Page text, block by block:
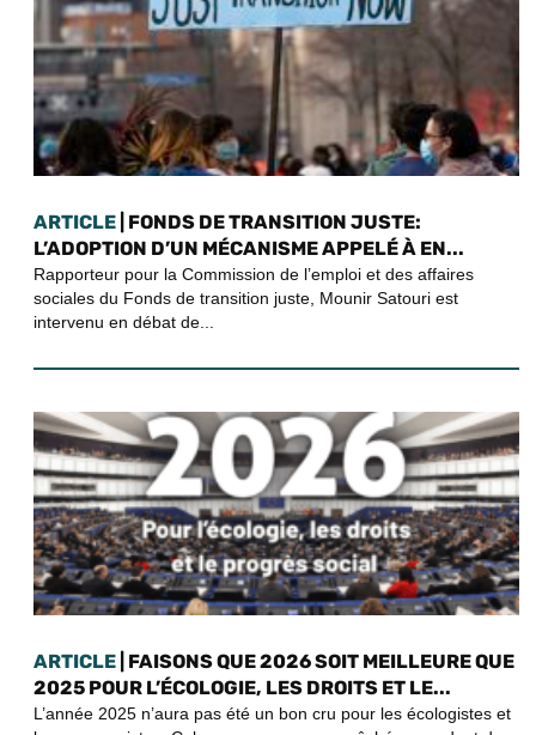
ARTICLE | FONDS DE TRANSITION JUSTE:
L’ADOPTION D’UN MÉCANISME APPELÉ À EN...
Rapporteur pour la Commission de l’emploi et des affaires
sociales du Fonds de transition juste, Mounir Satouri est
intervenu en débat de...
ARTICLE | FAISONS QUE 2026 SOIT MEILLEURE QUE
2025 POUR L’ÉCOLOGIE, LES DROITS ET LE...
L’année 2025 n’aura pas été un bon cru pour les écologistes et